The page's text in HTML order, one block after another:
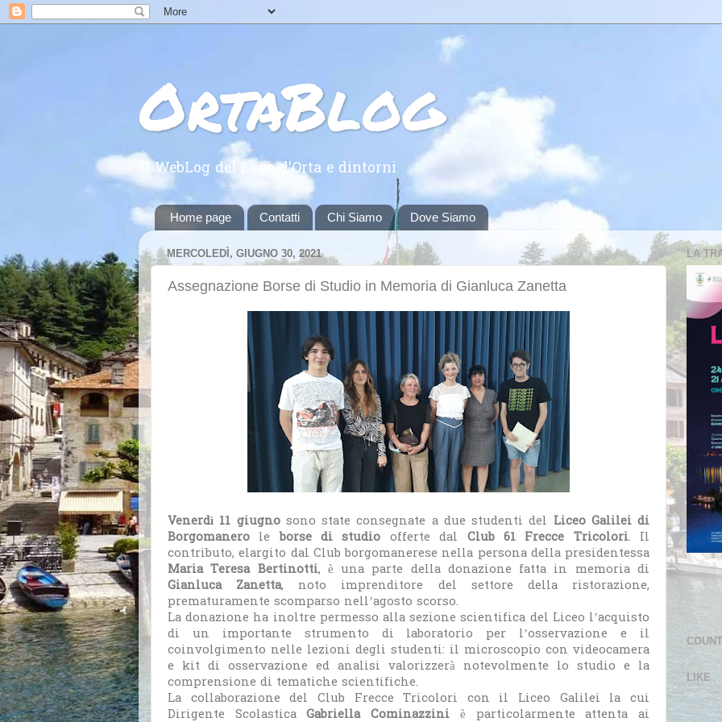
OrtaBlog
Il WebLog del Lago d'Orta e dintorni
Home page Contatti Chi Siamo Dove Siamo
MERCOLEDÌ, GIUGNO 30, 2021
Assegnazione Borse di Studio in Memoria di Gianluca Zanetta
Venerdì 11 giugnosono state consegnate a due studenti del Liceo Galilei di
Borgomanero leborse di studio offerte dal Club 61 Frecce Tricolori. Il
contributo, elargito dal Club borgomanerese nella persona della presidentessa
Maria Teresa Bertinotti, è una parte della donazione fatta in memoria di
Gianluca Zanetta, noto imprenditore del settore della ristorazione,
prematuramente scomparso nell’agosto scorso.
La donazione ha inoltre permesso alla sezione scientifica del Liceo l’acquisto
di un importante strumento di laboratorio per l’osservazione e il
coinvolgimento nelle lezioni degli studenti: il microscopio con videocamera
e kit di osservazione ed analisi valorizzerà notevolmente lo studio e la
comprensione di tematiche scientifiche.
La collaborazione del Club Frecce Tricolori con il Liceo Galilei la cui
Dirigente ScolasticaGabriella Cominazzini è particolarmente attenta ai
LA
LIKE